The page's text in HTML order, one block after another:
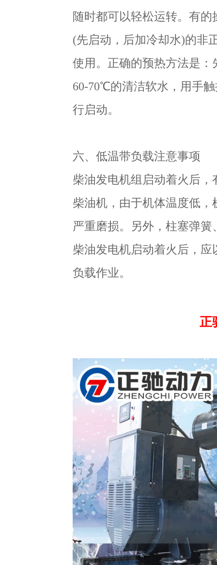
随时都可以轻松运转。有
(先启动，后加冷却水)的非
使用。正确的预热方法是
60-70℃的清洁软水，用手
行启动。
六、低温带负载注意事项
柴油发电机组启动着火后
柴油机，由于机体温度低
严重磨损。另外，柱塞弹
柴油发电机启动着火后，
负载作业。
正